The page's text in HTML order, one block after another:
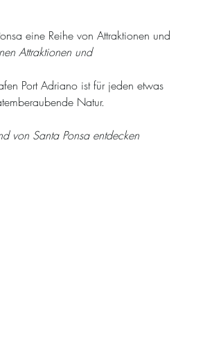
eine Reihe von Attraktionen und
Attraktionen und
Port Adriano ist für jeden etwas
Natur.
von Santa Ponsa entdecken